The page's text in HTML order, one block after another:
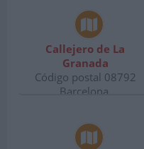
Callejero de La
Granada
Código postal 08792
Barcelona.